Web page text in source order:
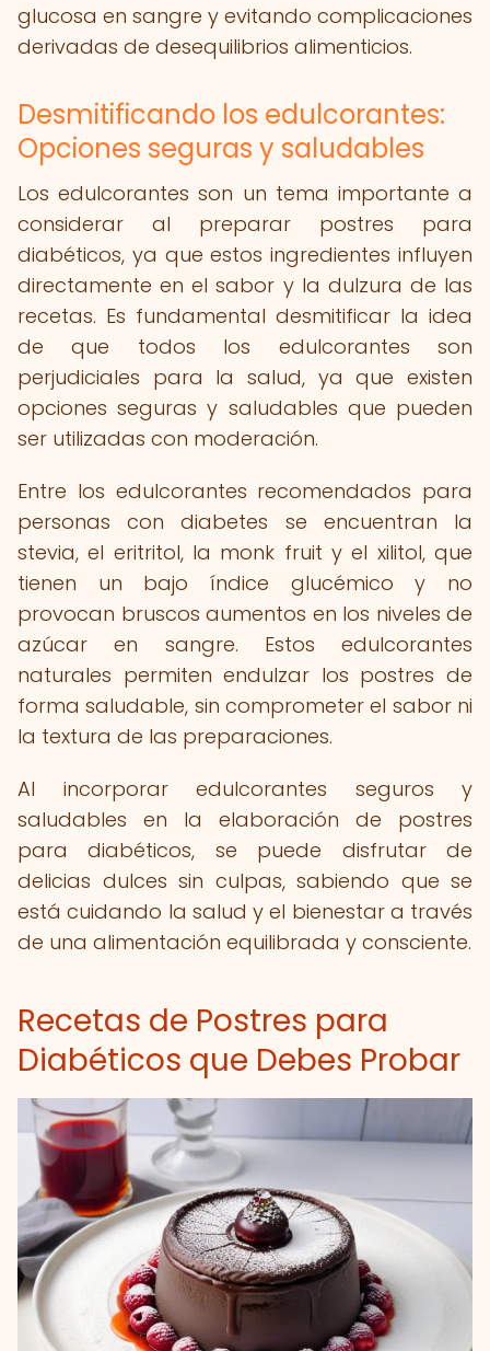
glucosa en sangre y evitando complicaciones
derivadas de desequilibrios alimenticios.
Desmitificando los edulcorantes:
Opciones seguras y saludables
Los edulcorantes son un tema importante a
considerar al preparar postres para
diabéticos, ya que estos ingredientes influyen
directamente en el sabor y la dulzura de las
recetas. Es fundamental desmitificar la idea
de que todos los edulcorantes son
perjudiciales para la salud, ya que existen
opciones seguras y saludables que pueden
ser utilizadas con moderación.
Entre los edulcorantes recomendados para
personas con diabetes se encuentran la
stevia, el eritritol, la monk fruit y el xilitol, que
tienen un bajo índice glucémico y no
provocan bruscos aumentos en los niveles de
azúcar en sangre. Estos edulcorantes
naturales permiten endulzar los postres de
forma saludable, sin comprometer el sabor ni
la textura de las preparaciones.
Al incorporar edulcorantes seguros y
saludables en la elaboración de postres
para diabéticos, se puede disfrutar de
delicias dulces sin culpas, sabiendo que se
está cuidando la salud y el bienestar a través
de una alimentación equilibrada y consciente.
Recetas de Postres para
Diabéticos que Debes Probar